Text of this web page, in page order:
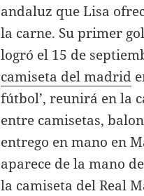
andaluz que Lisa
la carne. Su primer
logró el 15 de
camiseta del madrid
fútbol’, reunirá en la
entre camisetas,
entrego en mano en
aparece de la mano
la camiseta del Real